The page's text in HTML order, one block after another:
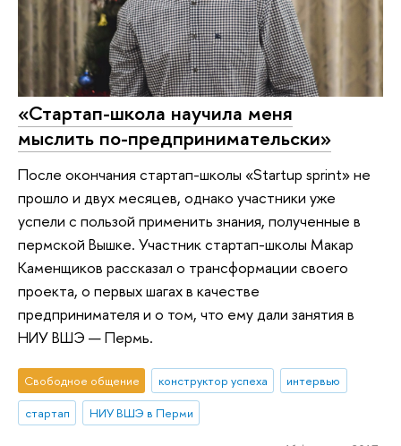
«Стартап-школа научила меня
мыслить по-предпринимательски»
После окончания стартап-школы «Startup sprint» не
прошло и двух месяцев, однако участники уже
успели с пользой применить знания, полученные в
пермской Вышке. Участник стартап-школы Макар
Каменщиков рассказал о трансформации своего
проекта, о первых шагах в качестве
предпринимателя и о том, что ему дали занятия в
НИУ ВШЭ — Пермь.
Свободное общение конструктор успеха
интервью
стартап
НИУ ВШЭ в Перми